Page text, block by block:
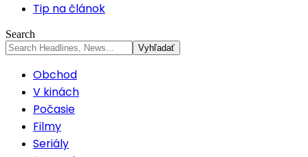
Tip na článok
Search
Obchod
V kinách
Počasie
Filmy
Seriály